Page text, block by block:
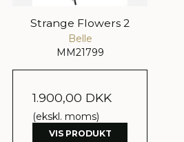
Strange Flowers 2
Belle
MM21799
1.900,00 DKK
(ekskl. moms)
VIS PRODUKT